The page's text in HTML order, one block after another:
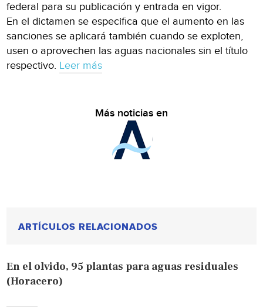
federal para su publicación y entrada en vigor.
En el dictamen se especifica que el aumento en las
sanciones se aplicará también cuando se exploten,
usen o aprovechen las aguas nacionales sin el título
respectivo. Leer más
Más noticias en
ARTÍCULOS RELACIONADOS
En el olvido, 95 plantas para aguas residuales
(Horacero)